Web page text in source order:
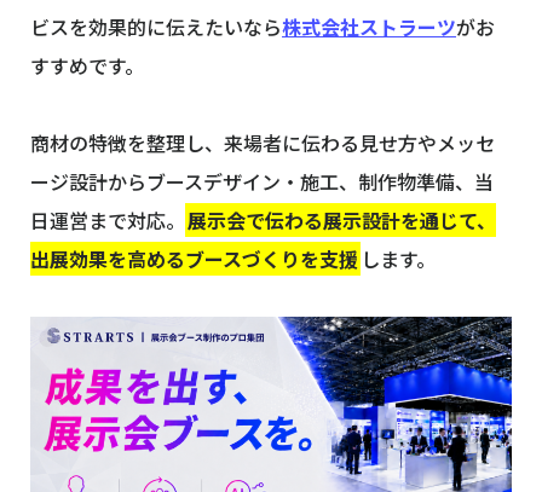
ビスを効果的に伝えたいなら株式会社ストラーツがお
すすめです。
商材の特徴を整理し、来場者に伝わる見せ方やメッセ
ージ設計からブースデザイン・施工、制作物準備、当
日運営まで対応。 展示会で伝わる展示設計を通じて、
出展効果を高めるブースづくりを支援 します。